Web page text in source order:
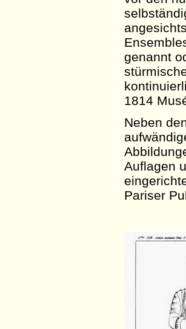
genannt
1814
Neben
Auflagen
Pariser